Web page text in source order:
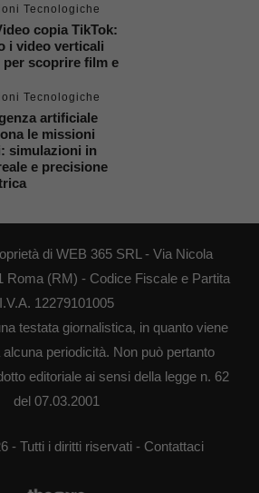
Tecnologiche
copia TikTok:
i video verticali
per scoprire film e
Tecnologiche
artificiale
le missioni
simulazioni in
e precisione
di WEB 365 SRL - Via Nicola
Roma (RM) - Codice Fiscale e Partita
I.V.A. 12279101005
testata giornalistica, in quanto viene
periodicità. Non può pertanto
editoriale ai sensi della legge n. 62
del 07.03.2001
- Tutti i diritti riservati - Contattaci